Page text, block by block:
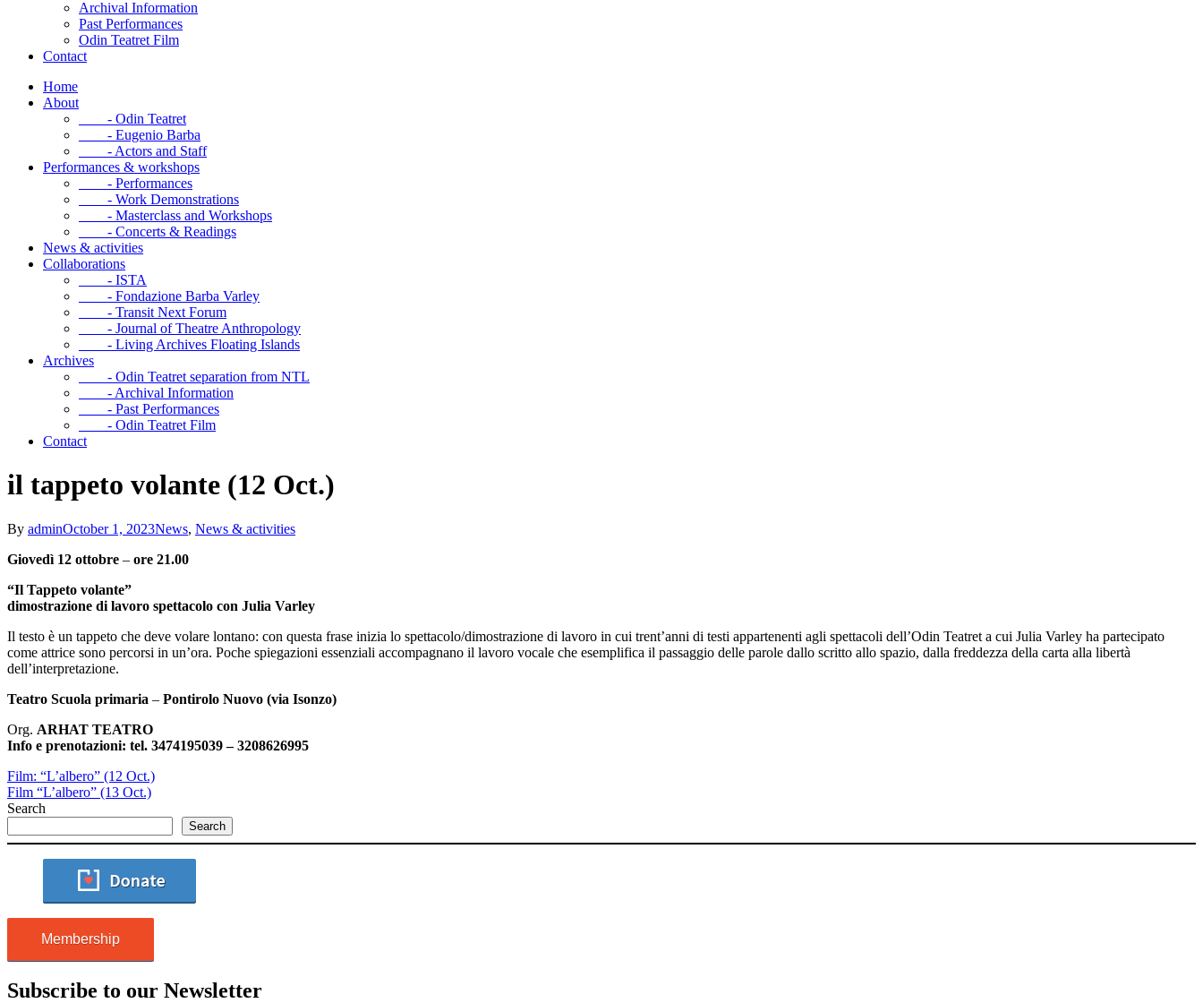
Archival Information
Past Performances
Odin Teatret Film
Contact
Home
About
- Odin Teatret
- Eugenio Barba
- Actors and Staff
Performances & workshops
- Performances
- Work Demonstrations
- Masterclass and Workshops
- Concerts & Readings
News & activities
Collaborations
- ISTA
- Fondazione Barba Varley
- Transit Next Forum
- Journal of Theatre Anthropology
- Living Archives Floating Islands
Archives
- Odin Teatret separation from NTL
- Archival Information
- Past Performances
- Odin Teatret Film
Contact
il tappeto volante (12 Oct.)
By adminOctober 1, 2023News, News & activities
Giovedì 12 ottobre – ore 21.00
“Il Tappeto volante”
dimostrazione di lavoro spettacolo con Julia Varley
Il testo è un tappeto che deve volare lontano: con questa frase inizia lo spettacolo/dimostrazione di lavoro in cui trent’anni di testi appartenenti agli spettacoli dell’Odin Teatret a cui Julia Varley ha partecipato
come attrice sono percorsi in un’ora. Poche spiegazioni essenziali accompagnano il lavoro vocale che esemplifica il passaggio delle parole dallo scritto allo spazio, dalla freddezza della carta alla libertà
dell’interpretazione.
Teatro Scuola primaria – Pontirolo Nuovo (via Isonzo)
Org. ARHAT TEATRO
Info e prenotazioni: tel. 3474195039 – 3208626995
Film: “L’albero” (12 Oct.)
Film “L’albero” (13 Oct.)
Search
Search
Membership
Subscribe to our Newsletter